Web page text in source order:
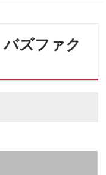
ズファク